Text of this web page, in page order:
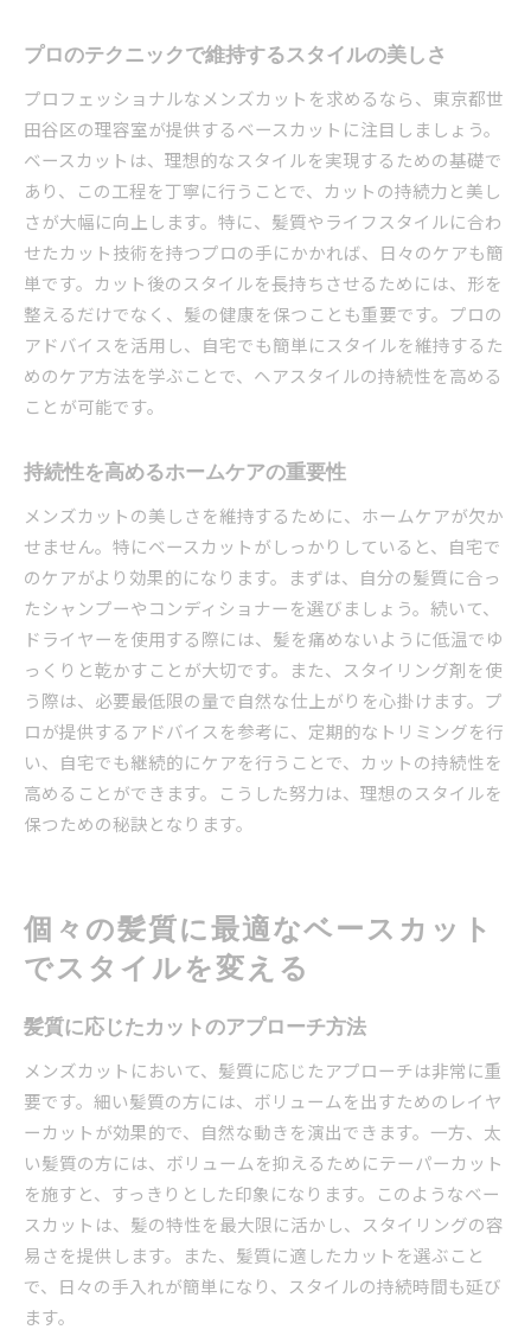
プロのテクニックで維持するスタイルの美しさ
プロフェッショナルなメンズカットを求めるなら、東京都世
田谷区の理容室が提供するベースカットに注目しましょう。
ベースカットは、理想的なスタイルを実現するための基礎で
あり、この工程を丁寧に行うことで、カットの持続力と美し
さが大幅に向上します。特に、髪質やライフスタイルに合わ
せたカット技術を持つプロの手にかかれば、日々のケアも簡
単です。カット後のスタイルを長持ちさせるためには、形を
整えるだけでなく、髪の健康を保つことも重要です。プロの
アドバイスを活用し、自宅でも簡単にスタイルを維持するた
めのケア方法を学ぶことで、ヘアスタイルの持続性を高める
ことが可能です。
持続性を高めるホームケアの重要性
メンズカットの美しさを維持するために、ホームケアが欠か
せません。特にベースカットがしっかりしていると、自宅で
のケアがより効果的になります。まずは、自分の髪質に合っ
たシャンプーやコンディショナーを選びましょう。続いて、
ドライヤーを使用する際には、髪を痛めないように低温でゆ
っくりと乾かすことが大切です。また、スタイリング剤を使
う際は、必要最低限の量で自然な仕上がりを心掛けます。プ
ロが提供するアドバイスを参考に、定期的なトリミングを行
い、自宅でも継続的にケアを行うことで、カットの持続性を
高めることができます。こうした努力は、理想のスタイルを
保つための秘訣となります。
個々の髪質に最適なベースカット
でスタイルを変える
髪質に応じたカットのアプローチ方法
メンズカットにおいて、髪質に応じたアプローチは非常に重
要です。細い髪質の方には、ボリュームを出すためのレイヤ
ーカットが効果的で、自然な動きを演出できます。一方、太
い髪質の方には、ボリュームを抑えるためにテーパーカット
を施すと、すっきりとした印象になります。このようなベー
スカットは、髪の特性を最大限に活かし、スタイリングの容
易さを提供します。また、髪質に適したカットを選ぶこと
で、日々の手入れが簡単になり、スタイルの持続時間も延び
ます。